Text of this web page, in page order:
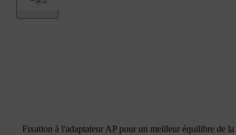
Fixation à l'adaptateur AP pour un meilleur équilibre de